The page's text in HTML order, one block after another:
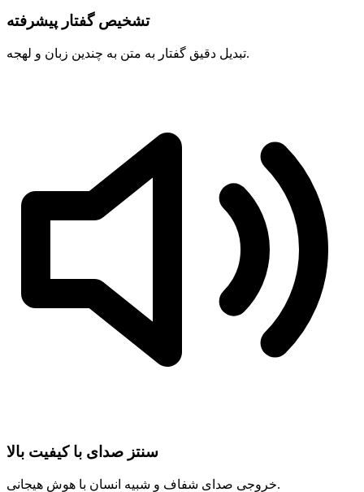
تشخیص گفتار پیشرفته
تبدیل دقیق گفتار به متن به چندین زبان و لهجه.
سنتز صدای با کیفیت بالا
خروجی صدای شفاف و شبیه انسان با هوش هیجانی.